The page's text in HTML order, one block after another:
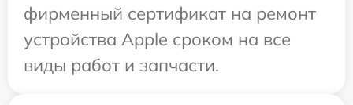
фирменный сертификат на ремонт
устройства Apple сроком на все
виды работ и запчасти.